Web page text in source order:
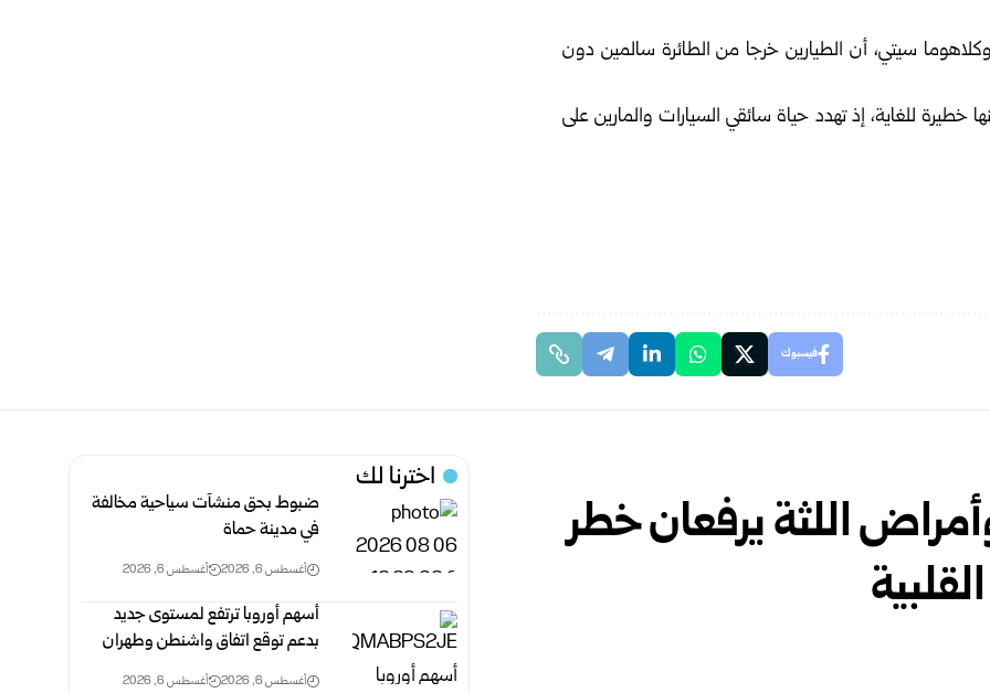
سيتي، أن الطيارين خرجا من الطائرة سالمين دون
للغاية، إذ تهدد حياة سائقي السيارات والمارين على
فيسبوك
اللثة يرفعان خطر
اخترنا لك
ضبوط بحق منشآت سياحية مخالفة
في مدينة حماة
أغسطس 6, 2026 أغسطس 6, 2026
أسهم أوروبا ترتفع لمستوى جديد
بدعم توقع اتفاق واشنطن وطهران
أغسطس 6, 2026 أغسطس 6, 2026